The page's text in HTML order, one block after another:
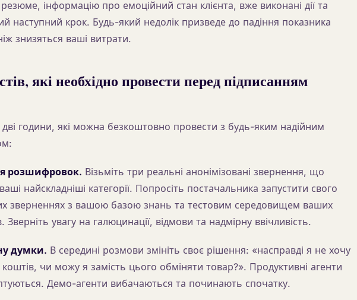
інформацію про емоційний стан клієнта, вже виконані дії та
наступний крок. Будь-який недолік призведе до падіння показника
знизяться ваші витрати.
які необхідно провести перед підписанням
дві години, які можна безкоштовно провести з будь-яким надійним
розшифровок. Візьміть три реальні анонімізовані звернення, що
найскладніші категорії. Попросіть постачальника запустити свого
зверненнях з вашою базою знань та тестовим середовищем ваших
Зверніть увагу на галюцинації, відмови та надмірну ввічливість.
думки. В середині розмови змініть своє рішення: «насправді я не хочу
чи можу я замість цього обміняти товар?». Продуктивні агенти
Демо-агенти вибачаються та починають спочатку.